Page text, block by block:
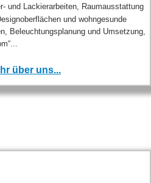
und Lackierarbeiten, Raumausstattung
und wohngesunde
Beleuchtungsplanung und Umsetzung,
über uns...